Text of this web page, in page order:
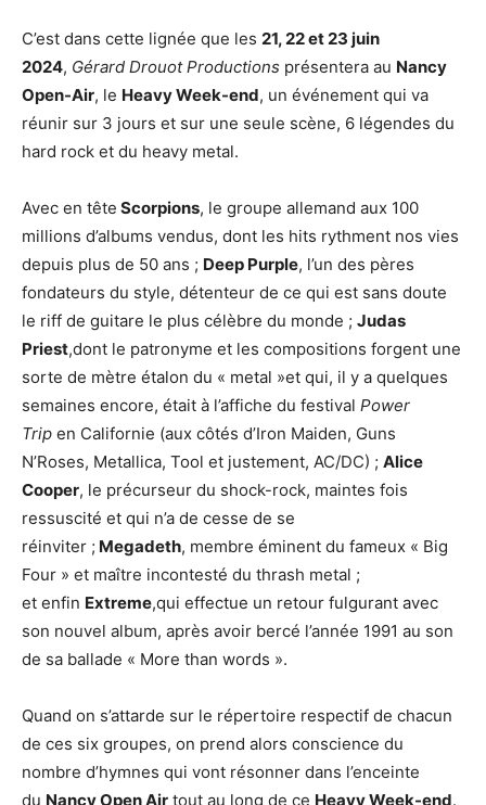
C’est dans cette lignée que les 21, 22 et 23 juin
2024, Gérard Drouot Productions présentera au Nancy
Open-Air, le Heavy Week-end, un événement qui va
réunir sur 3 jours et sur une seule scène, 6 légendes du
hard rock et du heavy metal.
Avec en tête Scorpions, le groupe allemand aux 100
millions d’albums vendus, dont les hits rythment nos vies
depuis plus de 50 ans ; Deep Purple, l’un des pères
fondateurs du style, détenteur de ce qui est sans doute
le riff de guitare le plus célèbre du monde ; Judas
Priest,dont le patronyme et les compositions forgent une
sorte de mètre étalon du « metal »et qui, il y a quelques
semaines encore, était à l’affiche du festival Power
Trip en Californie (aux côtés d’Iron Maiden, Guns
N’Roses, Metallica, Tool et justement, AC/DC) ; Alice
Cooper, le précurseur du shock-rock, maintes fois
ressuscité et qui n’a de cesse de se
réinviter ; Megadeth, membre éminent du fameux « Big
Four » et maître incontesté du thrash metal ;
et enfin Extreme,qui effectue un retour fulgurant avec
son nouvel album, après avoir bercé l’année 1991 au son
de sa ballade « More than words ».
Quand on s’attarde sur le répertoire respectif de chacun
de ces six groupes, on prend alors conscience du
nombre d’hymnes qui vont résonner dans l’enceinte
du Nancy Open Air tout au long de ce Heavy Week-end.